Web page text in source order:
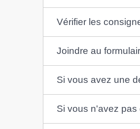
Vérifier les
Joindre au
Si vous avez une
Si vous n'avez